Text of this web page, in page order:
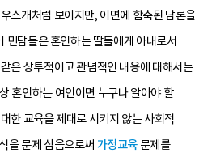
스개처럼 보이지만, 이면에 함축된 담론을
민담들은 혼인하는 딸들에게 아내로서
은 상투적이고 관념적인 내용에 대해서는
혼인하는 여인이면 누구나 알아야 할
한 교육을 제대로 시키지 않는 사회적
을 문제 삼음으로써 가정교육 문제를